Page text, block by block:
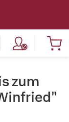
zum